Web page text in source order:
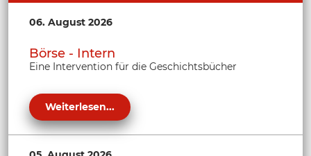
06. August 2026
Börse - Intern
Eine Intervention für die Geschichtsbücher
Weiterlesen...